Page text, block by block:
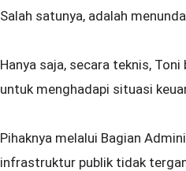
Salah satunya, adalah
Hanya saja, secara teknis,
untuk menghadapi situasi
Pihaknya melalui Bagian
infrastruktur publik tidak